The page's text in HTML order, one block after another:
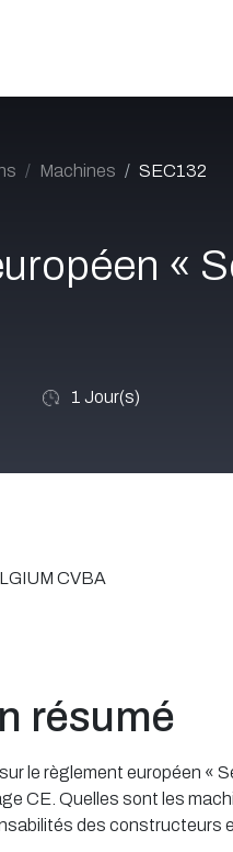
Machines SEC132
«
1 Jour(s)
CVBA
résumé
le règlement européen «
CE. Quelles sont les
des constructeurs